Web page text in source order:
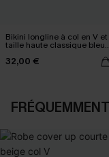
Bikini longline à col en V et
taille haute classique bleu
32,00 €